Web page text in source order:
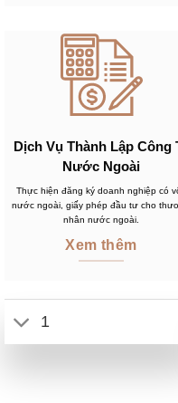
Dịch Vụ Thành Lập Công
Nước Ngoài
Thực hiện đăng ký doanh nghiệp có
nước ngoài, giấy phép đầu tư cho
nhân nước ngoài.
Xem thêm
1